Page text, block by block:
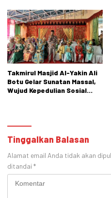
Takmirul Masjid Al-Yakin Ali
Botu Gelar Sunatan Massal,
Wujud Kepedulian Sosial
Tinggalkan Balasan
Alamat email Anda tidak akan
ditandai *